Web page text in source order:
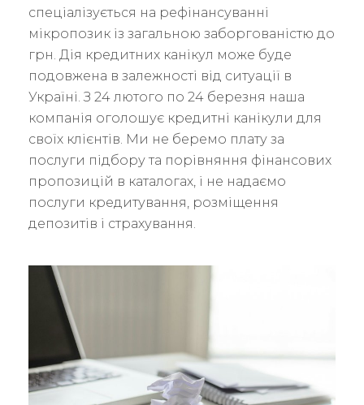
спеціалізується на рефінансуванні
мікропозик із загальною заборгованістю до
грн. Дія кредитних канікул може буде
подовжена в залежності від ситуації в
Україні. З 24 лютого по 24 березня наша
компанія оголошує кредитні канікули для
своїх клієнтів. Ми не беремо плату за
послуги підбору та порівняння фінансових
пропозицій в каталогах, і не надаємо
послуги кредитування, розміщення
депозитів і страхування.